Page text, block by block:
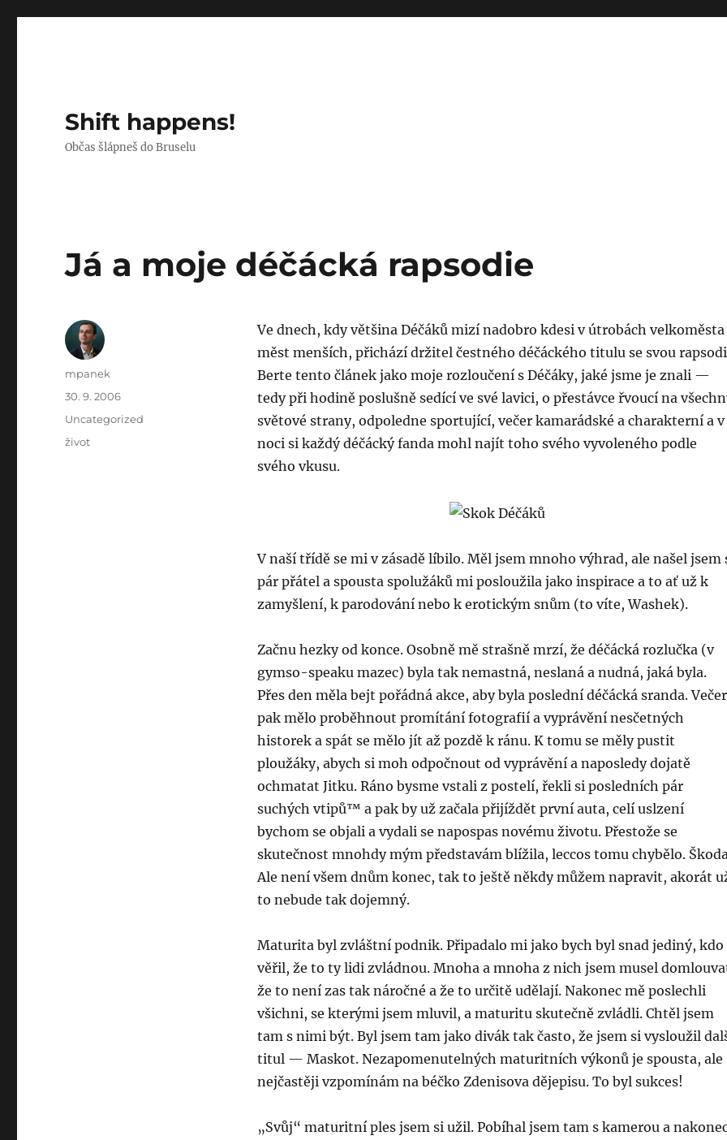
Shift happens!
Občas šlápneš do Bruselu
Já a moje déčácká rapsodie
Ve dnech, kdy většina Déčáků mizí nadobro kdesi v útrobách
měst menších, přichází držitel čestného déčáckého titulu se svou
Berte tento článek jako moje rozloučení s Déčáky, jaké jsme je znali —
tedy při hodině poslušně sedící ve své lavici, o přestávce řvoucí na
světové strany, odpoledne sportující, večer kamarádské a charakterní a v
noci si každý déčácký fanda mohl najít toho svého vyvoleného podle
svého vkusu.
V naší třídě se mi v zásadě líbilo. Měl jsem mnoho výhrad, ale našel jsem
pár přátel a spousta spolužáků mi posloužila jako inspirace a to ať už k
zamyšlení, k parodování nebo k erotickým snům (to víte, Washek).
Začnu hezky od konce. Osobně mě strašně mrzí, že déčácká rozlučka (v
gymso-speaku mazec) byla tak nemastná, neslaná a nudná, jaká byla.
Přes den měla bejt pořádná akce, aby byla poslední déčácká sranda. Večer
pak mělo proběhnout promítání fotografií a vyprávění nesčetných
historek a spát se mělo jít až pozdě k ránu. K tomu se měly pustit
ploužáky, abych si moh odpočnout od vyprávění a naposledy dojatě
ochmatat Jitku. Ráno bysme vstali z postelí, řekli si posledních pár
suchých vtipů™ a pak by už začala přijíždět první auta, celí uslzení
bychom se objali a vydali se napospas novému životu. Přestože se
skutečnost mnohdy mým představám blížila, leccos tomu chybělo.
Ale není všem dnům konec, tak to ještě někdy můžem napravit, akorát
to nebude tak dojemný.
Maturita byl zvláštní podnik. Připadalo mi jako bych byl snad jediný, kdo
věřil, že to ty lidi zvládnou. Mnoha a mnoha z nich jsem musel
že to není zas tak náročné a že to určitě udělají. Nakonec mě poslechli
všichni, se kterými jsem mluvil, a maturitu skutečně zvládli. Chtěl jsem
tam s nimi být. Byl jsem tam jako divák tak často, že jsem si vysloužil
titul — Maskot. Nezapomenutelných maturitních výkonů je spousta, ale
nejčastěji vzpomínám na béčko Zdenisova dějepisu. To byl sukces!
„Svůj“ maturitní ples jsem si užil. Pobíhal jsem tam s kamerou a
Author
mpanek
Posted
30. 9. 2006
Categories
Uncategorized
Tags
život